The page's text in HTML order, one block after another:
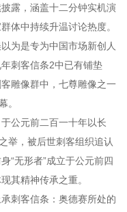
露，涵盖十二分钟实机演
体中持续升温讨论热度。
为是专为中国市场新创人
刺客信条2中已有铺垫
雕像群中，七尊雕像之一
。
公元前二百一十年以长
举，被后世刺客组织追认
“无形者”成立于公元前四
其精神传承之重。
刺客信条：奥德赛所处的